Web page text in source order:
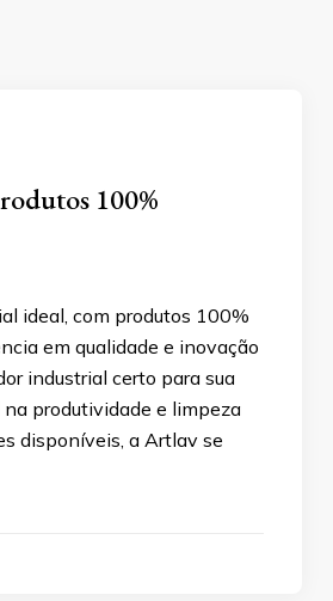
100%
ideal, com produtos 100%
em qualidade e inovação
industrial certo para sua
produtividade e limpeza
disponíveis, a Artlav se